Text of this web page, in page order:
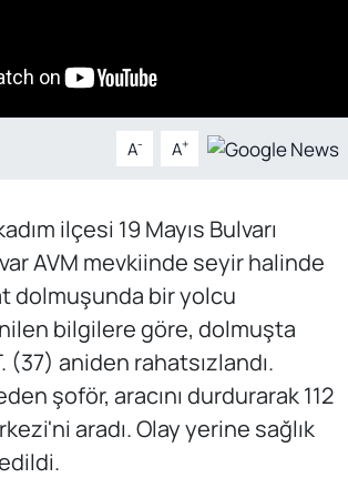
A- A+
ilçesi 19 Mayıs Bulvarı
AVM mevkiinde seyir halinde
dolmuşunda bir yolcu
bilgilere göre, dolmuşta
(37) aniden rahatsızlandı.
şoför, aracını durdurarak 112
aradı. Olay yerine sağlık